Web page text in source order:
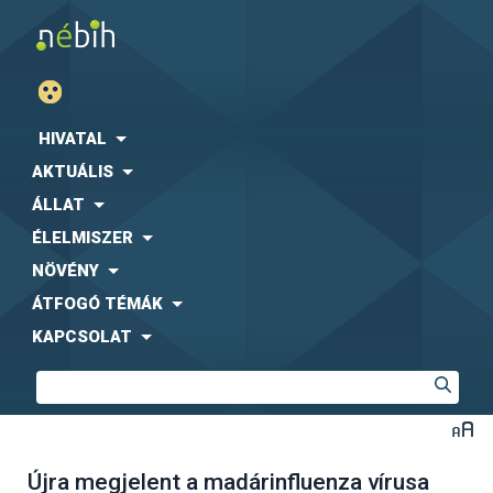
HIVATAL
AKTUÁLIS
ÁLLAT
ÉLELMISZER
NÖVÉNY
ÁTFOGÓ TÉMÁK
KAPCSOLAT
Újra megjelent a madárinfluenza vírusa